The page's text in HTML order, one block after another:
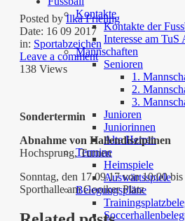
Kontakte
Kontakte der
Interesse am TuS
Mannschaften
Senioren
1.
2.
3.
Junioren
Juniorinnen
Alte Herren
Termine
Heimspiele
Auswärtsspiele
Belegungspläne
Posted byIlka Frieling
Date: 16 09 2017
in: Sportabzeichen
Leave a comment
138 Views
Sondertermin
Abnahme von Hallendisziplinen
Hochsprung, Turnen
Sonntag, den 17.09.17 von 10:00
Sporthalle am Gooiker Platz